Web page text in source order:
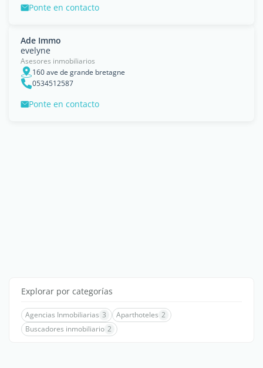
Ponte en contacto
Ade Immo
evelyne
Asesores inmobiliarios
160 ave de grande bretagne
0534512587
Ponte en contacto
Explorar por categorías
Agencias Inmobiliarias 3 Aparthoteles 2
Buscadores inmobiliario 2